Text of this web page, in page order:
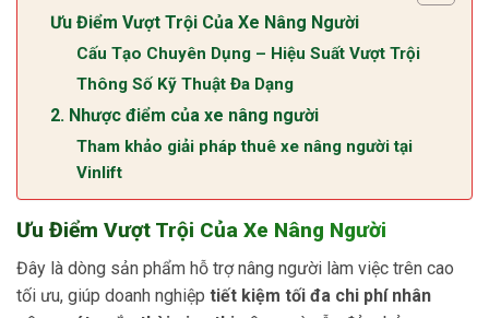
Ưu Điểm Vượt Trội Của Xe Nâng Người
Cấu Tạo Chuyên Dụng – Hiệu Suất Vượt Trội
Thông Số Kỹ Thuật Đa Dạng
2. Nhược điểm của xe nâng người
Tham khảo giải pháp thuê xe nâng người tại
Vinlift
Ưu Điểm Vượt Trội Của Xe Nâng Người
Đây là dòng sản phẩm hỗ trợ nâng người làm việc trên cao
tối ưu, giúp doanh nghiệp tiết kiệm tối đa chi phí nhân